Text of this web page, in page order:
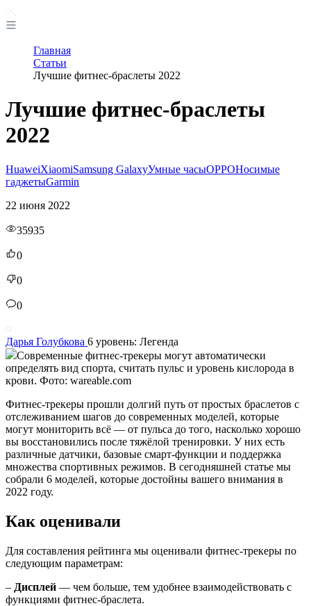
Главная
Статьи
Лучшие фитнес-браслеты 2022
Лучшие фитнес-браслеты
2022
HuaweiXiaomiSamsung GalaxyУмные часыOPPOНосимые
гаджетыGarmin
22 июня 2022
35935
0
0
0
Дарья Голубкова 6 уровень: Легенда
Современные фитнес-трекеры могут автоматически
определять вид спорта, считать пульс и уровень кислорода в
крови. Фото: wareable.com
Фитнес-трекеры прошли долгий путь от простых браслетов с
отслеживанием шагов до современных моделей, которые
могут мониторить всё — от пульса до того, насколько хорошо
вы восстановились после тяжёлой тренировки. У них есть
различные датчики, базовые смарт-функции и поддержка
множества спортивных режимов. В сегодняшней статье мы
собрали 6 моделей, которые достойны вашего внимания в
2022 году.
Как оценивали
Для составления рейтинга мы оценивали фитнес-трекеры по
следующим параметрам:
– Дисплей — чем больше, тем удобнее взаимодействовать с
функциями фитнес-браслета.